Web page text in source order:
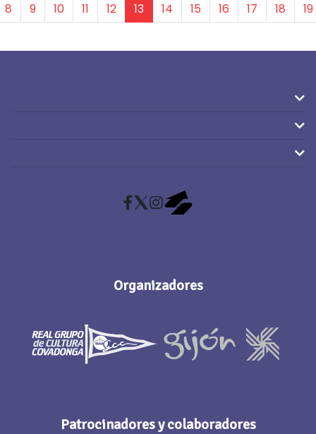
8 9 10 11 12 13 14 15 16 17 18 19
Facebook
X (Twitter)
Instagram
RaceMapp
Organizadores
Patrocinadores y colaboradores